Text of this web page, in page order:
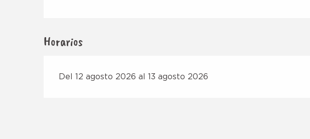
Horarios
Del 12 agosto 2026 al 13 agosto 2026